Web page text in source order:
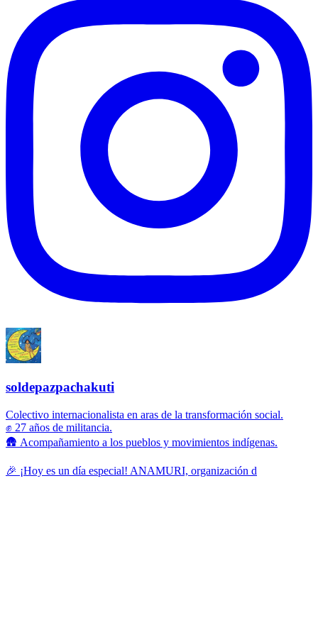
soldepazpachakuti
Colectivo internacionalista en aras de la transformación social.
✊ 27 años de militancia.
🛖 Acompañamiento a los pueblos y movimientos indígenas.
🎉 ¡Hoy es un día especial! ANAMURI, organización d